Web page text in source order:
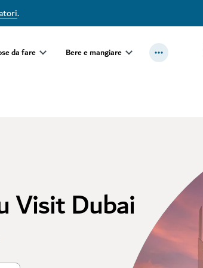
.
da fare Bere e mangiare
Visit Dubai